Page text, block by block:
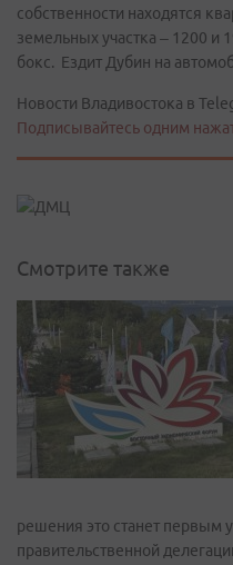
собственности находятся
земельных участка – 1200 и
бокс. Ездит Дубин на
Новости Владивостока в
Подписывайтесь одним
Смотрите также
решения это станет первым
правительственной